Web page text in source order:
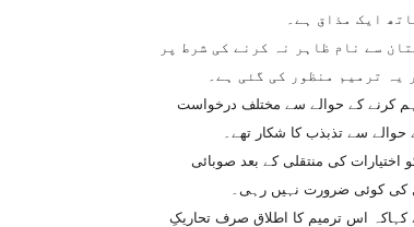
ایک مذاق ہے۔
سے نام ظاہر نہ کرنے کی شرط پر
یہ ترمیم منظور کی گئی ہے۔
کرنے کے حوالے سے مختلف درخواست
اختیارات کی منتقلی کے بعد صوبائی
کہاکہ اس ترمیم کا اطلاق صرف تحاریکِ